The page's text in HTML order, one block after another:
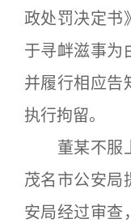
政处罚决定书
于寻衅滋事为
并履行相应告
执行拘留。
董某不服上
茂名市公安局
安局经过审查